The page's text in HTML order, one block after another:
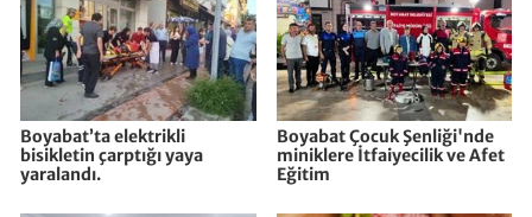
Boyabat’ta elektrikli
bisikletin çarptığı yaya
yaralandı.
Boyabat Çocuk Şenliği'nde
miniklere İtfaiyecilik ve Afet
Eğitim